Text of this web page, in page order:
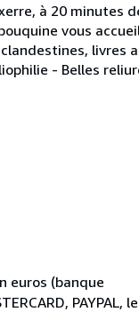
à 20 minutes
vous
livres
- Belles
euros (banque
PAYPAL, le